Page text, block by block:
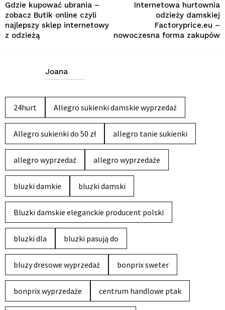
Gdzie kupować ubrania –
zobacz Butik online czyli
najlepszy sklep internetowy
z odzieżą
Internetowa hurtownia
odzieży damskiej
Factoryprice.eu –
nowoczesna forma zakupów
Joana
24hurt Allegro sukienki damskie wyprzedaż
Allegro sukienki do 50 zł allegro tanie sukienki
allegro wyprzedaż allegro wyprzedaże
bluzki damkie bluzki damski
Bluzki damskie eleganckie producent polski
bluzki dla bluzki pasują do
bluzy dresowe wyprzedaż bonprix sweter
bonprix wyprzedaże centrum handlowe ptak